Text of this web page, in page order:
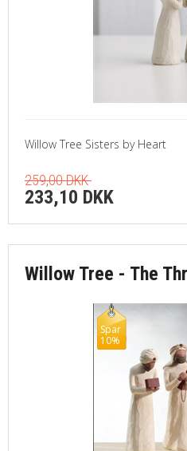
Willow Tree Sisters by Heart
259,00 DKK
233,10 DKK
Willow Tree - The
Spar
10%